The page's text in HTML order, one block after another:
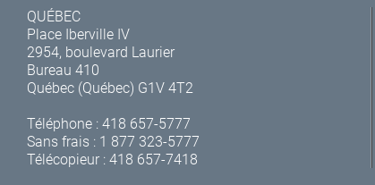
QUÉBEC
Place Iberville IV
2954, boulevard Laurier
Bureau 410
Québec (Québec) G1V 4T2
Téléphone :418 657-5777
Sans frais : 1 877 323-5777
Télécopieur : 418 657-7418